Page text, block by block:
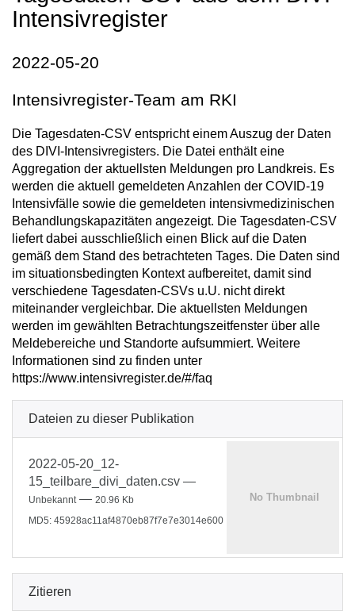
Intensivregister
2022-05-20
Intensivregister-Team am RKI
Die Tagesdaten-CSV entspricht einem Auszug der Daten
des DIVI-Intensivregisters. Die Datei enthält eine
Aggregation der aktuellsten Meldungen pro Landkreis. Es
werden die aktuell gemeldeten Anzahlen der COVID-19
Intensivfälle sowie die gemeldeten intensivmedizinischen
Behandlungskapazitäten angezeigt. Die Tagesdaten-CSV
liefert dabei ausschließlich einen Blick auf die Daten
gemäß dem Stand des betrachteten Tages. Die Daten sind
im situationsbedingten Kontext aufbereitet, damit sind
verschiedene Tagesdaten-CSVs u.U. nicht direkt
miteinander vergleichbar. Die aktuellsten Meldungen
werden im gewählten Betrachtungszeitfenster über alle
Meldebereiche und Standorte aufsummiert. Weitere
Informationen sind zu finden unter
https://www.intensivregister.de/#/faq
Dateien zu dieser Publikation
2022-05-20_12-
15_teilbare_divi_daten.csv —
Unbekannt — 20.96 Kb
MD5: 45928ac11af4870eb87f7e7e3014e600
Zitieren